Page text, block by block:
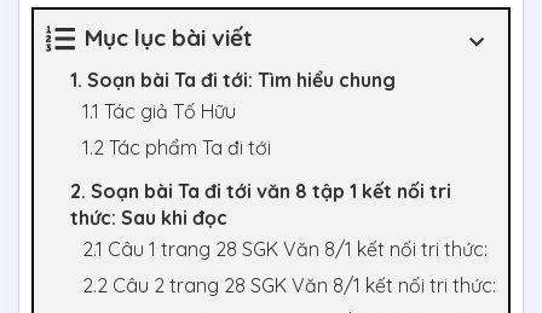
Mục lục bài viết
1. Soạn bài Ta đi tới: Tìm hiểu chung
1.1 Tác giả Tố Hữu
1.2 Tác phẩm Ta đi tới
2. Soạn bài Ta đi tới văn 8 tập 1 kết nối tri
thức: Sau khi đọc
2.1 Câu 1 trang 28 SGK Văn 8/1 kết nối tri thức:
2.2 Câu 2 trang 28 SGK Văn 8/1 kết nối tri thức: